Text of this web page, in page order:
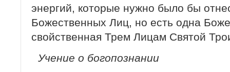
энергий, которые нужно было бы
Божественных Лиц, но есть одна
свойственная Трем Лицам Святой
Учение о богопознании